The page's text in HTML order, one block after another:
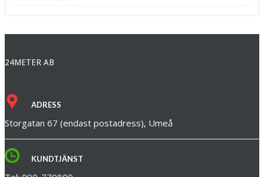
24METER AB
ADRESS
Storgatan 67 (endast postadress), Umeå
KUNDTJÄNST